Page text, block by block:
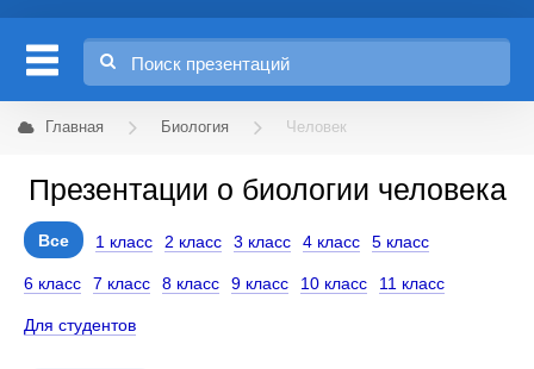
Главная Биология Человек
Презентации о биологии человека
Все 1 класс 2 класс 3 класс 4 класс 5 класс
6 класс 7 класс 8 класс 9 класс 10 класс 11 класс
Для студентов